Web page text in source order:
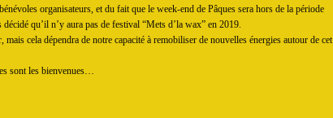
organisateurs, et du fait que le week-end de Pâques sera hors de la période
qu’il n’y aura pas de festival “Mets d’la wax” en 2019.
mais cela dépendra de notre capacité à remobiliser de nouvelles énergies autour de cet
sont les bienvenues…